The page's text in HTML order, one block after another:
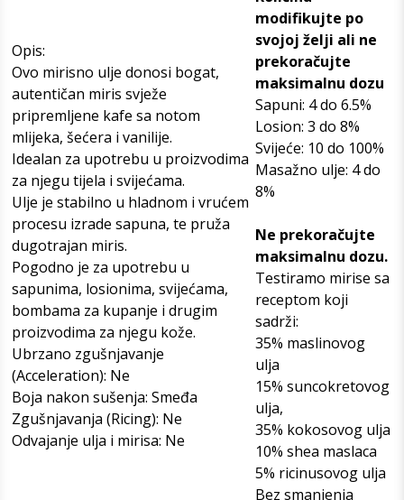
Opis:
Ovo mirisno ulje donosi bogat,
autentičan miris svježe
pripremljene kafe sa notom
mlijeka, šećera i vanilije.
Idealan za upotrebu u proizvodima
za njegu tijela i svijećama.
Ulje je stabilno u hladnom i vrućem
procesu izrade sapuna, te pruža
dugotrajan miris.
Pogodno je za upotrebu u
sapunima, losionima, svijećama,
bombama za kupanje i drugim
proizvodima za njegu kože.
Ubrzano zgušnjavanje
(Acceleration): Ne
Boja nakon sušenja: Smeđa
Zgušnjavanja (Ricing): Ne
Odvajanje ulja i mirisa: Ne
modifikujte po
svojoj želji ali ne
prekoračujte
maksimalnu dozu
Sapuni: 4 do 6.5%
Losion: 3 do 8%
Svijeće: 10 do 100%
Masažno ulje: 4 do
8%
Ne prekoračujte
maksimalnu dozu.
Testiramo mirise sa
receptom koji
sadrži:
35% maslinovog
ulja
15% suncokretovog
ulja,
35% kokosovog ulja
10% shea maslaca
5% ricinusovog ulja
Bez smanjenja